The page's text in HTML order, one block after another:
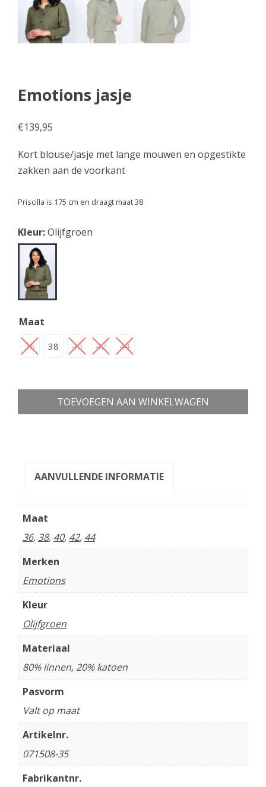
Emotions jasje
€139,95
Kort blouse/jasje met lange mouwen en opgestikte
zakken aan de voorkant
Priscilla is 175 cm en draagt maat 38
Kleur:Olijfgroen
Maat
36 38 40 42 44
TOEVOEGEN AAN WINKELWAGEN
AANVULLENDE INFORMATIE
Maat
36, 38, 40, 42, 44
Merken
Emotions
Kleur
Olijfgroen
Materiaal
80% linnen, 20% katoen
Pasvorm
Valt op maat
Artikelnr.
071508-35
Fabrikantnr.